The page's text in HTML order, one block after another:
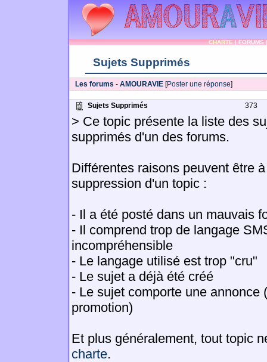
CHARTE|FORUMS
Sujets Supprimés
Les forums - AMOURAVIE [Poster une réponse]
Sujets Supprimés 373
> Ce topic présente la liste des
supprimés d'un des forums.
Différentes raisons peuvent être
suppression d'un topic :
- Il a été posté dans un mauvais
- Il comprend trop de langage
incompréhensible
- Le langage utilisé est trop "cru"
- Le sujet a déjà été créé
- Le sujet comporte une annonce
promotion)
Et plus généralement, tout topic
charte.